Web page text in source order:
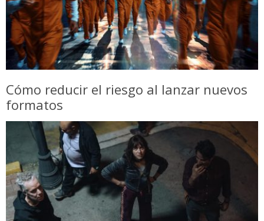
Cómo reducir el riesgo al lanzar nuevos
formatos